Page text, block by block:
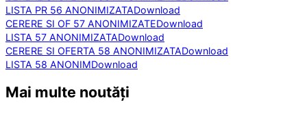
LISTA PR 56 ANONIMIZATADownload
CERERE SI OF 57 ANONIMIZATEDownload
LISTA 57 ANONIMIZATADownload
CERERE SI OFERTA 58 ANONIMIZATADownload
LISTA 58 ANONIMDownload
Mai multe noutăți